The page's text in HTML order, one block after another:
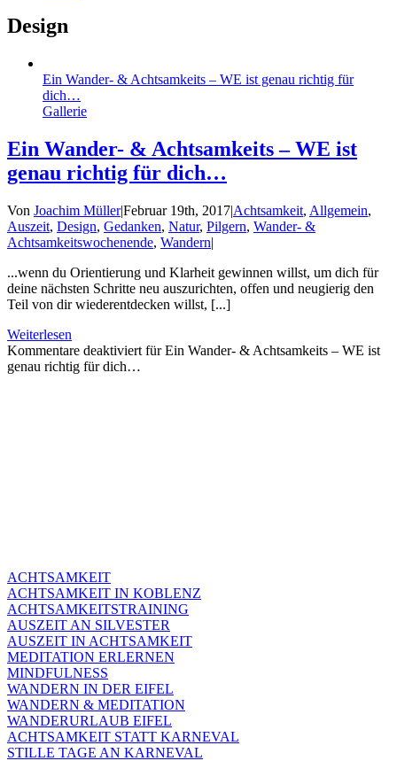
Design
Ein Wander- & Achtsamkeits – WE ist genau richtig für
dich…
Gallerie
Ein Wander- & Achtsamkeits – WE ist
genau richtig für dich…
Von Joachim Müller|Februar 19th, 2017|Achtsamkeit, Allgemein,
Auszeit, Design, Gedanken, Natur, Pilgern, Wander- &
Achtsamkeitswochenende, Wandern|
...wenn du Orientierung und Klarheit gewinnen willst, um dich für
deine nächsten Schritte neu auszurichten, offen und neugierig den
Teil von dir wiederentdecken willst, [...]
Weiterlesen
Kommentare deaktiviert für Ein Wander- & Achtsamkeits – WE ist
genau richtig für dich…
ACHTSAMKEIT
ACHTSAMKEIT IN KOBLENZ
ACHTSAMKEITSTRAINING
AUSZEIT AN SILVESTER
AUSZEIT IN ACHTSAMKEIT
MEDITATION ERLERNEN
MINDFULNESS
WANDERN IN DER EIFEL
WANDERN & MEDITATION
WANDERURLAUB EIFEL
ACHTSAMKEIT STATT KARNEVAL
STILLE TAGE AN KARNEVAL